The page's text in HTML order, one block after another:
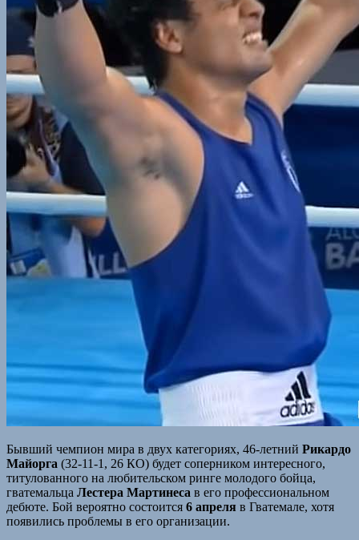
Бывший чемпион мира в двух категориях, 46-летний Рикардо
Майорга (32-11-1, 26 КО) будет соперником интересного,
титулованного на любительском ринге молодого бойца,
гватемальца Лестера Мартинеса в его профессиональном
дебюте. Бой вероятно состоится 6 апреля в Гватемале, хотя
появились проблемы в его организации.